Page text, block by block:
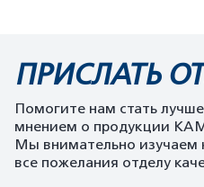
ПРИСЛАТЬ
Помогите нам стать
мнением о продукции
Мы внимательно изучаем
все пожелания отделу